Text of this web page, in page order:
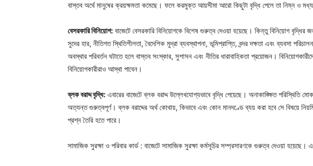
বাস্তব অর্থে মানুষের ক্রয়ক্ষমতা কমেছে। ফলে করমুক্ত আয়সীমা আরো কিছুটা বৃদ্ধি পেলে তা নিম্ন ও
বেসরকারি বিনিয়োগ: বাজেটে বেসরকারি বিনিয়োগকে বিশেষ গুরুত্ব দেওয়া হয়েছে। কিন্তু বিনিয়োগ বৃদ্ধির
সুদের হার, নীতিগত স্থিতিশীলতা, বৈদেশিক মুদ্রা ব্যবস্থাপনা, ভূমিপ্রাপ্তি, বন্দর দক্ষতা এবং ব্যবসা
অবস্থার পরিবর্তন ঘটাতে হলে বাস্তব সংস্কার, সুশাসন এবং নীতির ধারাবাহিকতা প্রয়োজন।
বিনিয়োগকারীরাও আস্থা পাবেন।
ব্লক বরাদ্দ বৃদ্ধি: এবারের বাজেটে ব্লক বরাদ্দ উল্লেখযোগ্যভাবে বৃদ্ধি পেয়েছে। অনাকাঙ্ক্ষিত পরিস্থিতি
অত্যন্ত গুরুত্বপূর্ণ। ব্লক বরাদ্দের অর্থ কোথায়, কিভাবে এবং কোন মানদণ্ডে ব্যয় করা হবে সে বিষয়ে
প্রশ্ন তৈরি হতে পারে।
সামাজিক সুরক্ষা ও পরিবার কার্ড : বাজেটে সামাজিক সুরক্ষা কর্মসূচির সম্প্রসারণকে গুরুত্ব দেওয়া